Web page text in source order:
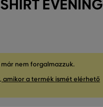
EVENING
nem forgalmazzuk.
amikor a termék ismét elérhető